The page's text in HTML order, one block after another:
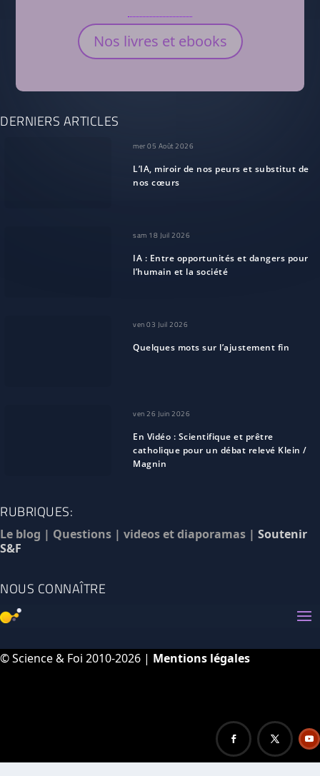
Nos livres et ebooks
DERNIERS ARTICLES
mer 05 Août 2026
L’IA, miroir de nos peurs et substitut de
nos cœurs
sam 18 Juil 2026
IA : Entre opportunités et dangers pour
l’humain et la société
ven 03 Juil 2026
Quelques mots sur l’ajustement fin
ven 26 Juin 2026
En Vidéo : Scientifique et prêtre
catholique pour un débat relevé Klein /
Magnin
RUBRIQUES:
Le blog | Questions | videos et diaporamas | Soutenir
S&F
NOUS CONNAÎTRE
© Science & Foi 2010-2026 | Mentions légales